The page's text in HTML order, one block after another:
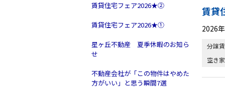
賃貸住宅フェア2026★➁
賃貸住宅フェア2026★①
星ヶ丘不動産 夏季休暇のお知ら
せ
不動産会社が「この物件はやめた
方がいい」と思う瞬間7選
賃貸
2026
分譲
空き家